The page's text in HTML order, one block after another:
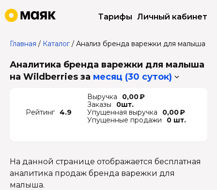
Тарифы Личный кабинет
Главная / Каталог/ Анализ бренда варежки для малыша
Аналитика бренда варежки для малыша
на Wildberries за месяц (30 суток)
Рейтинг 4.9
Выручка
0,00 ₽
Заказы
0шт.
Упущенная выручка
0,00 ₽
Упущенные продажи
0 шт.
На данной странице отображается бесплатная
аналитика продаж бренда варежки для
малыша.